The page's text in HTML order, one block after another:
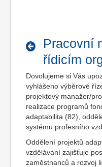
Pracovní
řídicím
Dovolujeme si Vás
vyhlášeno výběrové
projektový manažer/
realizace programů
adaptabilita (82),
systému profesního
Oddělení projektů
vzdělávání zajišťuje
zaměstnanců a rozvoj